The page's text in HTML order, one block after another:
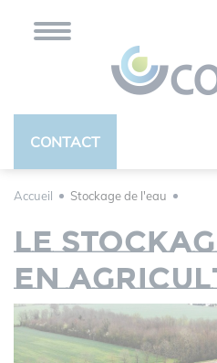
CONTACT
Accueil Stockage de l'eau
Le
en